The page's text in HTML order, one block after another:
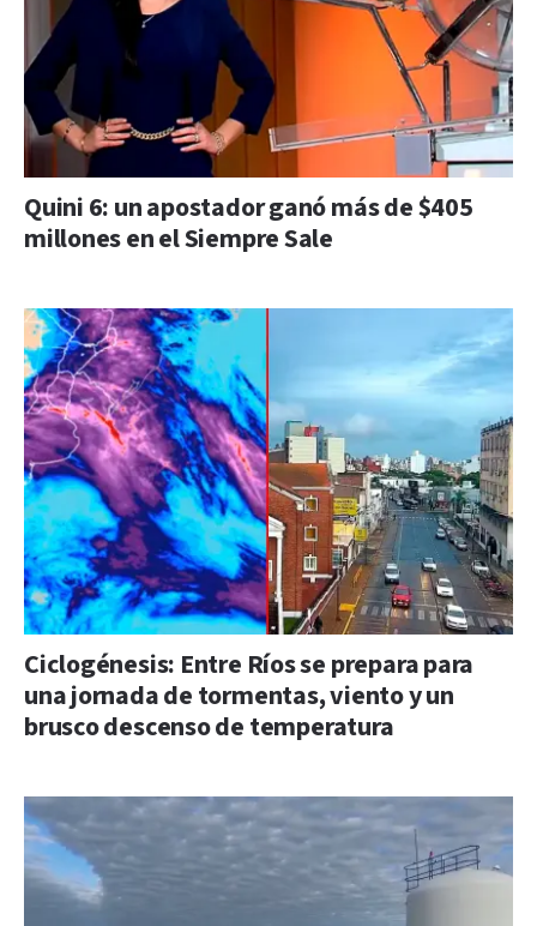
Quini 6: un apostador ganó más de $405
millones en el Siempre Sale
Ciclogénesis: Entre Ríos se prepara para
una jornada de tormentas, viento y un
brusco descenso de temperatura